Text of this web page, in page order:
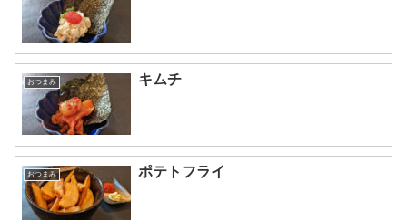
おつまみ キムチ
おつまみ ポテトフライ